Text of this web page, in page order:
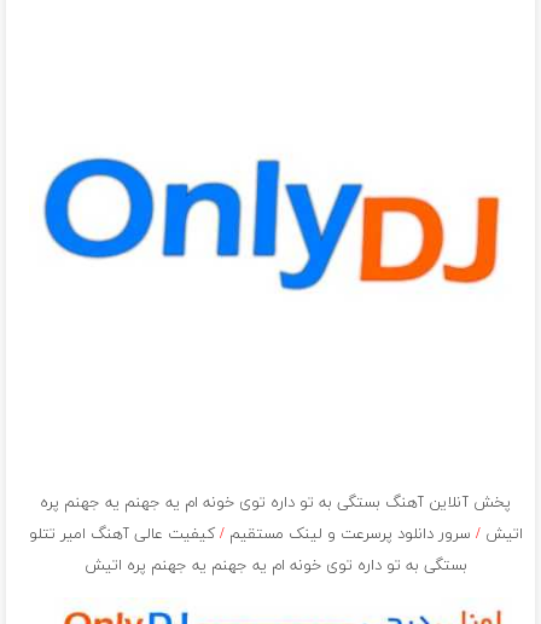
پخش آنلاین آهنگ بستگی به تو داره توی خونه ام یه جهنم یه جهنم پره
اتیش/ سرور دانلود پرسرعت و لینک مستقیم/ کیفیت عالی آهنگ امیر تتلو
بستگی به تو داره توی خونه ام یه جهنم یه جهنم پره اتیش